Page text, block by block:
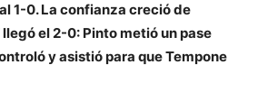
1-0. La confianza creció de
llegó el 2-0: Pinto metió un pase
y asistió para que Tempone